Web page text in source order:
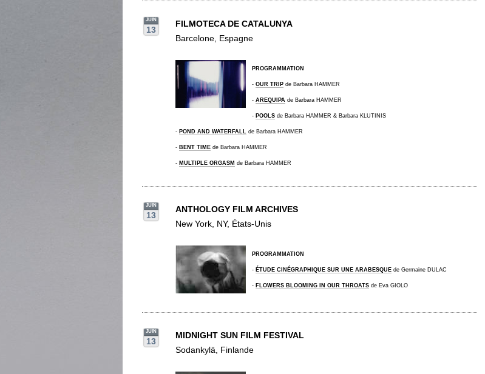
JUIN
13
FILMOTECA DE CATALUNYA
Barcelone, Espagne
PROGRAMMATION
- OUR TRIP de Barbara HAMMER
- AREQUIPA de Barbara HAMMER
- POOLS de Barbara HAMMER & Barbara KLUTINIS
- POND AND WATERFALL de Barbara HAMMER
- BENT TIME de Barbara HAMMER
- MULTIPLE ORGASM de Barbara HAMMER
JUIN
13
ANTHOLOGY FILM ARCHIVES
New York, NY, États-Unis
PROGRAMMATION
- ÉTUDE CINÉGRAPHIQUE SUR UNE ARABESQUE de Germaine DULAC
- FLOWERS BLOOMING IN OUR THROATS de Eva GIOLO
JUIN
13
MIDNIGHT SUN FILM FESTIVAL
Sodankylä, Finlande